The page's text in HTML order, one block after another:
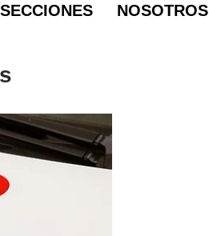
SECCIONES NOSOTROS